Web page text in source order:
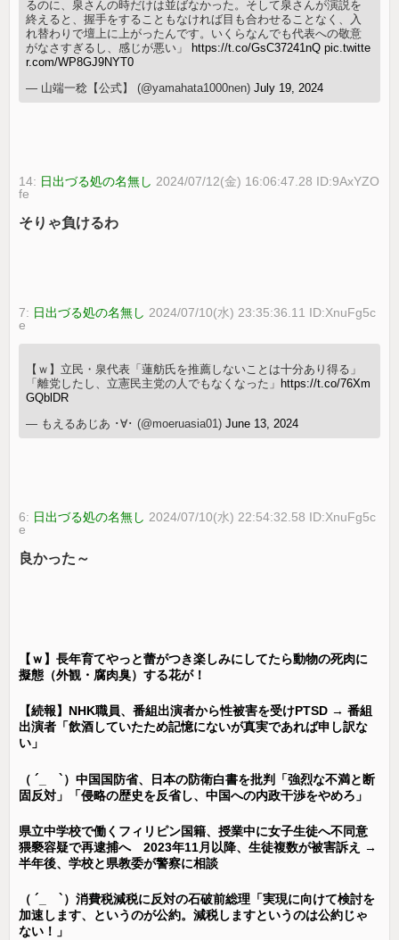
るのに、泉さんの時だけは並ばなかった。そして泉さんが演説を
終えると、握手をすることもなければ目も合わせることなく、入
れ替わりで壇上に上がったんです。いくらなんでも代表への敬意
がなさすぎるし、感じが悪い」 https://t.co/GsC37241nQ pic.twitte
r.com/WP8GJ9NYT0
— 山端一稔【公式】 (@yamahata1000nen)July 19, 2024
14: 日出づる処の名無し 2024/07/12(金) 16:06:47.28 ID:9AxYZO
fe
そりゃ負けるわ
7: 日出づる処の名無し 2024/07/10(水) 23:35:36.11 ID:XnuFg5c
e
【ｗ】立民・泉代表「蓮舫氏を推薦しないことは十分あり得る」
「離党したし、立憲民主党の人でもなくなった」 https://t.co/76Xm
GQblDR
— もえるあじあ ･∀･ (@moeruasia01)June 13, 2024
6: 日出づる処の名無し 2024/07/10(水) 22:54:32.58 ID:XnuFg5c
e
良かった～
【ｗ】長年育てやっと蕾がつき楽しみにしてたら動物の死肉に
擬態（外観・腐肉臭）する花が！
【続報】NHK職員、番組出演者から性被害を受けPTSD → 番組
出演者「飲酒していたため記憶にないが真実であれば申し訳な
い」
（ ´_ゝ`）中国国防省、日本の防衛白書を批判「強烈な不満と断
固反対」「侵略の歴史を反省し、中国への内政干渉をやめろ」
県立中学校で働くフィリピン国籍、授業中に女子生徒へ不同意
猥褻容疑で再逮捕へ 2023年11月以降、生徒複数が被害訴え →
半年後、学校と県教委が警察に相談
（ ´_ゝ`）消費税減税に反対の石破前総理「実現に向けて検討を
加速します、というのが公約。減税しますというのは公約じゃ
ない！」